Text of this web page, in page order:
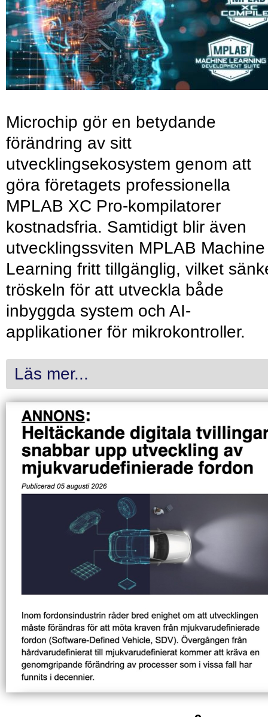
Microchip gör en betydande
förändring av sitt
utvecklingsekosystem genom att
göra företagets professionella
MPLAB XC Pro-kompilatorer
kostnadsfria. Samtidigt blir även
utvecklingssviten MPLAB Machine
Learning fritt tillgänglig, vilket
tröskeln för att utveckla både
inbyggda system och AI-
applikationer för mikrokontroller.
Läs mer...